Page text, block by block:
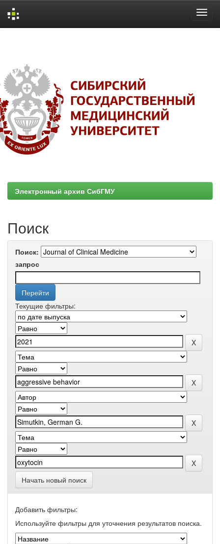
Электронный архив СибГМУ
Поиск
Поиск:
запрос
Текущие фильтры:
Начать новый поиск
Добавить фильтры:
Используйте фильтры для уточнения результатов поиска.